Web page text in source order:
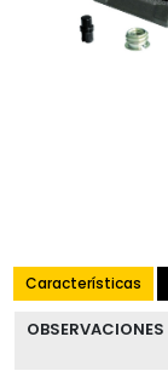
Características
OBSERVACIONES